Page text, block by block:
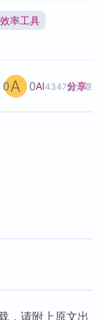
效率工具
AI4347篇文章
0 0 分享
，请附上原文出